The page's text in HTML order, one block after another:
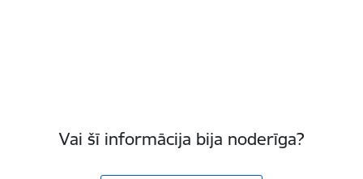
Vai šī informācija bija noderīga?